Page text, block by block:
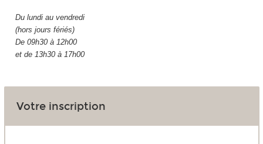
Du lundi au vendredi
(hors jours fériés)
De 09h30 à 12h00
et de 13h30 à 17h00
Votre inscription